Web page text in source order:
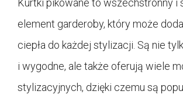
Kurtki pikowane to wszechstronny i
element garderoby, który może
ciepła do każdej stylizacji. Są nie
i wygodne, ale także oferują wiele
stylizacyjnych, dzięki czemu są